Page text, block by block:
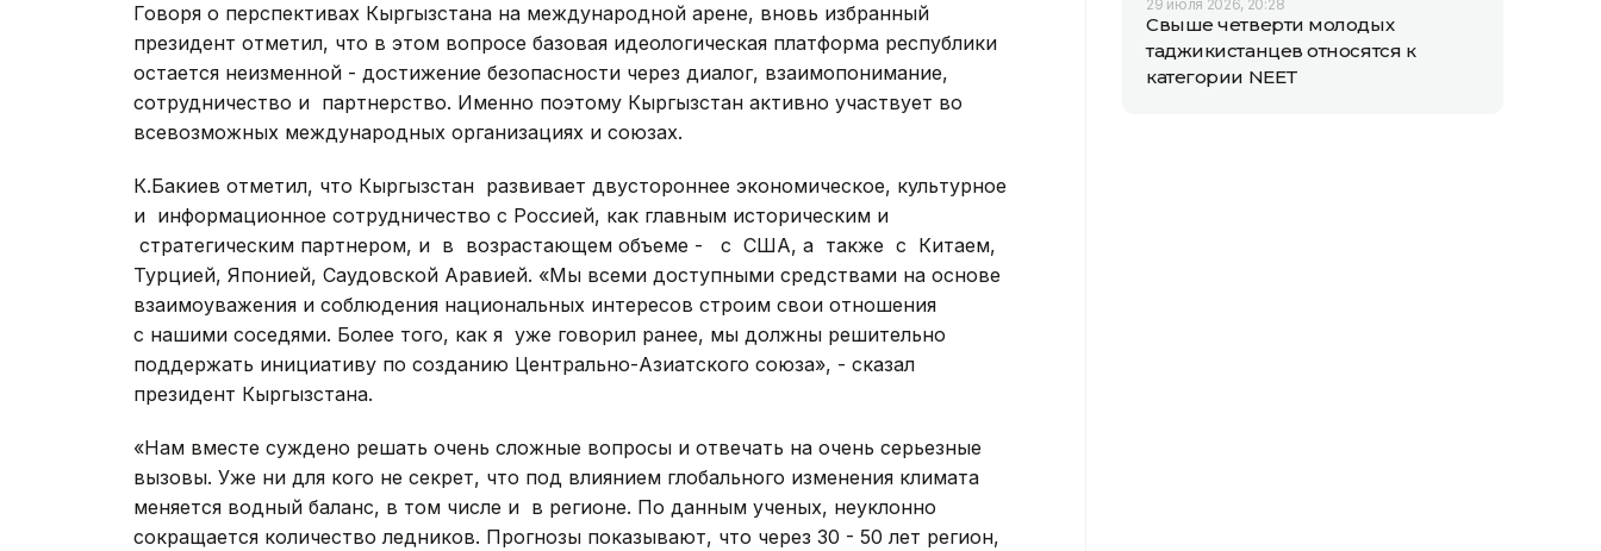
Говоря о перспективах Кыргызстана на международной арене, вновь избранный
президент отметил, что в этом вопросе базовая идеологическая платформа республики
остается неизменной - достижение безопасности через диалог, взаимопонимание,
сотрудничество и партнерство. Именно поэтому Кыргызстан активно участвует во
всевозможных международных организациях и союзах.
К.Бакиев отметил, что Кыргызстан развивает двустороннее экономическое, культурное
и информационное сотрудничество с Россией, как главным историческим и
стратегическим партнером, и в возрастающем объеме - с США, а также с Китаем,
Турцией, Японией, Саудовской Аравией. «Мы всеми доступными средствами на основе
взаимоуважения и соблюдения национальных интересов строим свои отношения
с нашими соседями. Более того, как я уже говорил ранее, мы должны решительно
поддержать инициативу по созданию Центрально-Азиатского союза», - сказал
президент Кыргызстана.
«Нам вместе суждено решать очень сложные вопросы и отвечать на очень серьезные
вызовы. Уже ни для кого не секрет, что под влиянием глобального изменения климата
меняется водный баланс, в том числе и в регионе. По данным ученых, неуклонно
сокращается количество ледников. Прогнозы показывают, что через 30 - 50 лет регион,
29 июля 2026, 20:28
Свыше четверти молодых
таджикистанцев относятся к
категории NEET